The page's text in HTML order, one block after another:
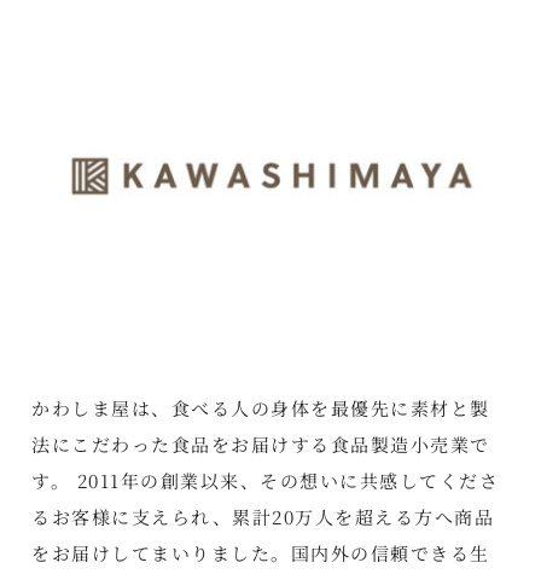
かわしま屋は、食べる人の身体を最優先に素材と製
法にこだわった食品をお届けする食品製造小売業で
す。 2011年の創業以来、その想いに共感してくださ
るお客様に支えられ、累計20万人を超える方へ商品
をお届けしてまいりました。国内外の信頼できる生